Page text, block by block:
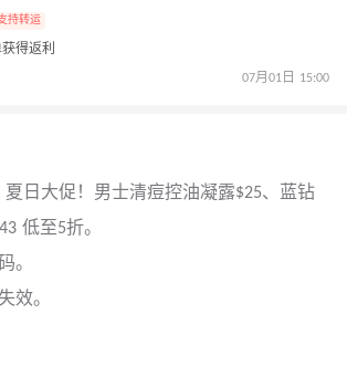
持转运
得返利
07月01日 15:00
夏日大促！男士清痘控油凝露$25、蓝钻
低至5折。
。
效。